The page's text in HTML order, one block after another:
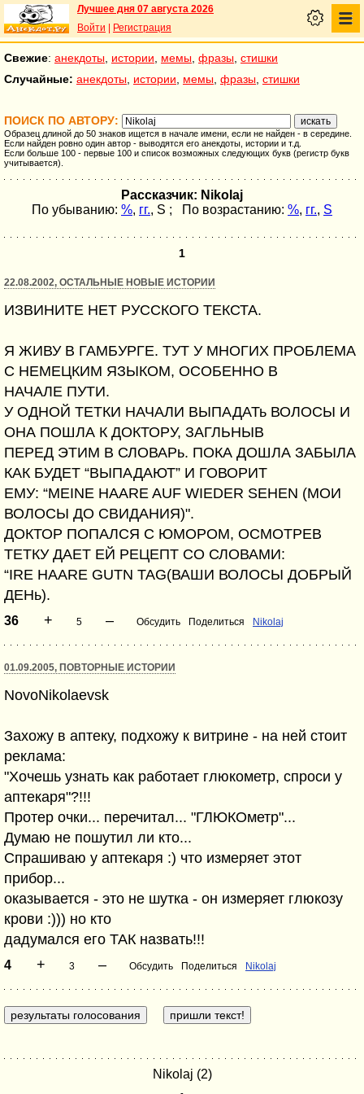
Лучшее дня 07 августа 2026
Войти
Регистрация
Свежие: анекдоты истории мемы фразы стишки
Случайные: анекдоты истории мемы фразы стишки
ПОИСК ПО АВТОРУ:
Образец длиной до 50 знаков ищется в начале имени, если не найден - в середине.
Если найден ровно один автор - выводятся его анекдоты, истории и т.д.
Если больше 100 - первые 100 и список возможных следующих букв (регистр букв
учитывается).
Рассказчик: Nikolaj
По убыванию: %, гг., S ; По возрастанию: %, гг., S
1
22.08.2002, ОСТАЛЬНЫЕ НОВЫЕ ИСТОРИИ
ИЗВИНИТЕ НЕТ РУССКОГО ТЕКСТА.
Я ЖИВУ В ГАМБУРГЕ. ТУТ У МНОГИХ ПРОБЛЕМА
С НЕМЕЦКИМ ЯЗЫКОМ, ОСОБЕННО В
НАЧАЛЕ ПУТИ.
У ОДНОЙ ТЕТКИ НАЧАЛИ ВЫПАДАТь ВОЛОСЫ И
ОНА ПОШЛА К ДОКТОРУ, ЗАГЛЬНЫВ
ПЕРЕД ЭТИМ В СЛОВАРь. ПОКА ДОШЛА ЗАБЫЛА
КАК БУДЕТ “ВЫПАДАЮТ” И ГОВОРИТ
ЕМУ: “MEINE HAARE AUF WIEDER SEHEN (МОИ
ВОЛОСЫ ДО СВИДАНИЯ)".
ДОКТОР ПОПАЛСЯ С ЮМОРОМ, ОСМОТРЕВ
ТЕТКУ ДАЕТ ЕЙ РЕЦЕПТ СО СЛОВАМИ:
“IRE HAARE GUTN TAG(ВАШИ ВОЛОСЫ ДОБРЫЙ
ДЕНь).
36 + 5 – Обсудить Поделиться Nikolaj
01.09.2005, ПОВТОРНЫЕ ИСТОРИИ
NovoNikolaevsk
Захожу в аптеку, подхожу к витрине - на ней стоит
реклама:
"Хочешь узнать как работает глюкометр, спроси у
аптекаря"?!!!
Протер очки... перечитал... "ГЛЮКОметр"...
Думаю не пошутил ли кто...
Спрашиваю у аптекаря :) что измеряет этот
прибор...
оказывается - это не шутка - он измеряет глюкозу
крови :))) но кто
дадумался его ТАК назвать!!!
4 + 3 – Обсудить Поделиться Nikolaj
Nikolaj (2)